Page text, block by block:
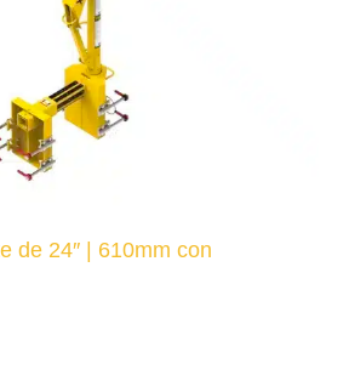
de 24″ | 610mm con